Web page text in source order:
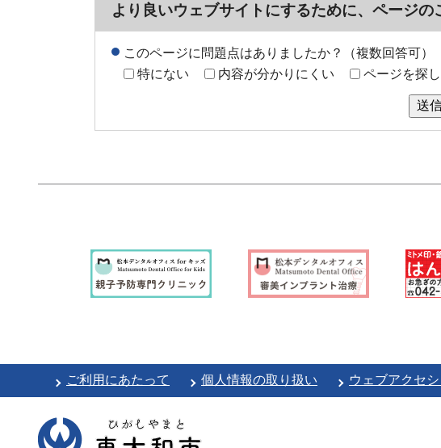
より良いウェブサイトにするために、ページの
このページに問題点はありましたか？（複数回答可）
特にない
内容が分かりにくい ページを探
送
ご利用にあたって 個人情報の取り扱い ウェブアクセ